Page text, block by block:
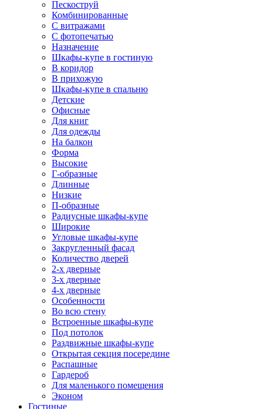
Пескоструй
Комбинированные
С витражами
С фотопечатью
Назначение
Шкафы-купе в гостиную
В коридор
В прихожую
Шкафы-купе в спальню
Детские
Офисные
Для книг
Для одежды
На балкон
Форма
Высокие
Г-образные
Длинные
Низкие
П-образные
Радиусные шкафы-купе
Широкие
Угловые шкафы-купе
Закругленный фасад
Количество дверей
2-х дверные
3-х дверные
4-х дверные
Особенности
Во всю стену
Встроенные шкафы-купе
Под потолок
Раздвижные шкафы-купе
Открытая секция посередине
Распашные
Гардероб
Для маленького помещения
Эконом
Гостиные